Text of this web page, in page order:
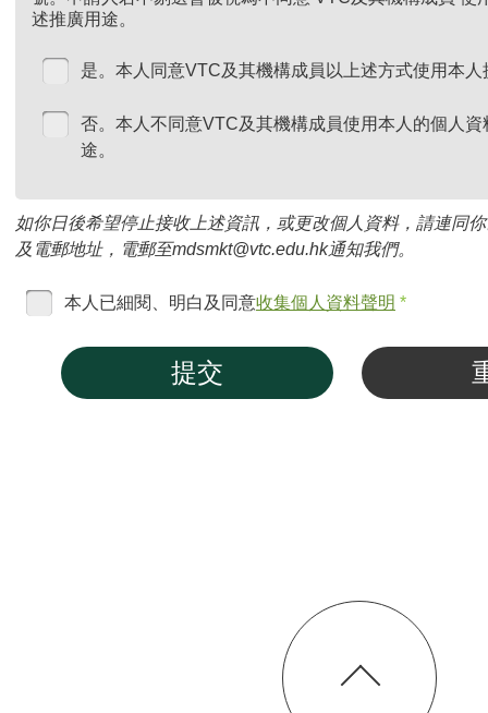
述推廣用途。
是。本人同意VTC及其機構成員以上述方式使用本
否。本人不同意VTC及其機構成員使用本人的個人
途。
如你日後希望停止接收上述資訊，或更改個人資料，請連同
及電郵地址，電郵至mdsmkt@vtc.edu.hk通知我們。
本人已細閱、明白及同意收集個人資料聲明 *
提交